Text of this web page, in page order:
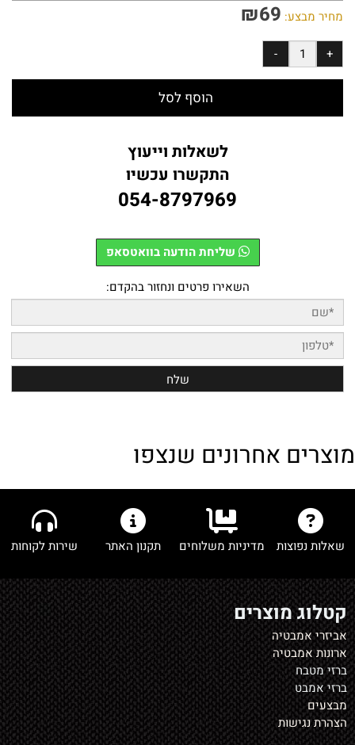
מחיר מבצע: ₪69
הוסף לסל
לשאלות וייעוץ
התקשרו עכשיו
054-8797969
שליחת הודעה בוואטסאפ
השאירו פרטים ונחזור בהקדם:
מוצרים אחרונים שנצפו
שאלות נפוצות מדיניות משלוחים תקנון האתר שירות לקוחות
קטלוג מוצרים
אביזרי אמבטיה
ארונות אמבטיה
ברזי מטבח
ברזי אמבט
מבצעים
הצהרת נגישות